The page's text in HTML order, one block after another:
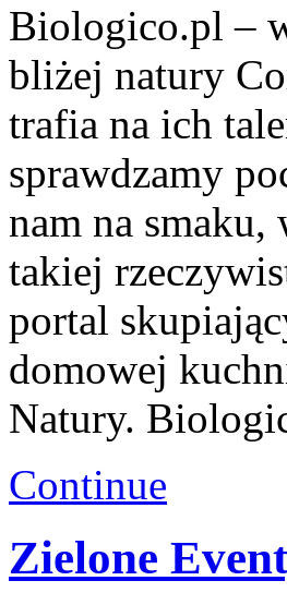
Biologico.pl –
bliżej natury
trafia na ich
sprawdzamy
nam na smaku,
takiej
portal
domowej
Natury.
Continue
Zielone